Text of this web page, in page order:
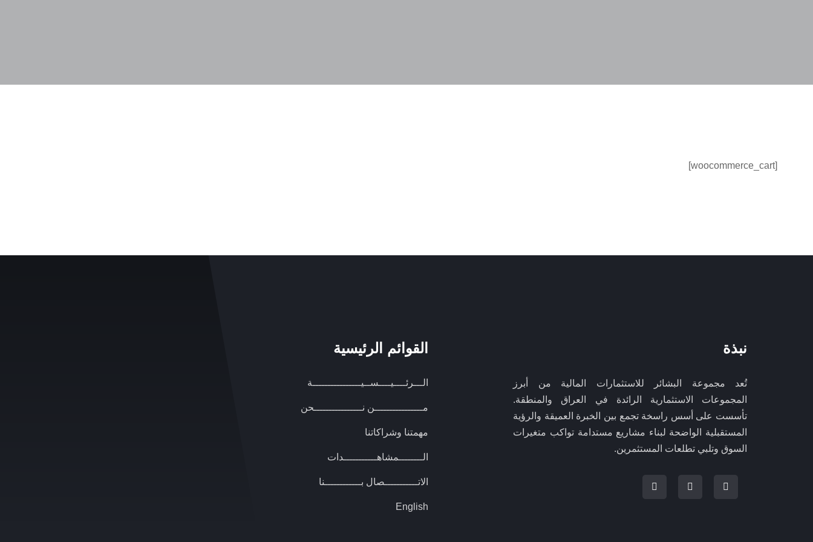
[woocommerce_cart]
القوائم الرئيسية
الـــرئــــيــــســيــــــــــــــــة
مــــــــــــــــن نــــــــــــــــحن
مهمتنا وشراكاتنا
الــــــــمشاهـــــــــــدات
الاتـــــــــــصال بــــــــــــنا
English
نبذة
تُعد مجموعة البشائر للاستثمارات المالية من أبرز
المجموعات الاستثمارية الرائدة في العراق والمنطقة.
تأسست على أسس راسخة تجمع بين الخبرة العميقة والرؤية
المستقبلية الواضحة لبناء مشاريع مستدامة تواكب متغيرات
السوق وتلبي تطلعات المستثمرين.